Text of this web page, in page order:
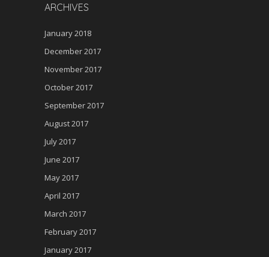
ARCHIVES
January 2018
December 2017
November 2017
October 2017
September 2017
August 2017
July 2017
June 2017
May 2017
April 2017
March 2017
February 2017
January 2017